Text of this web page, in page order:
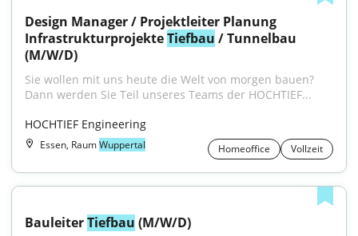
Design Manager / Projektleiter Planung
Infrastrukturprojekte Tiefbau / Tunnelbau
(M/W/D)
Sie wollen mit uns heute die Welt von morgen bauen?
Dann werden Sie Teil unseres Teams der HOCHTIEF...
HOCHTIEF Engineering
Essen, RaumWuppertal Homeoffice Vollzeit
Bauleiter Tiefbau (M/W/D)